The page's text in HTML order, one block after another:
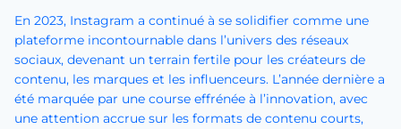
En 2023, Instagram a continué à se solidifier comme une
plateforme incontournable dans l’univers des réseaux
sociaux, devenant un terrain fertile pour les créateurs de
contenu, les marques et les influenceurs. L’année dernière a
été marquée par une course effrénée à l’innovation, avec
une attention accrue sur les formats de contenu courts,